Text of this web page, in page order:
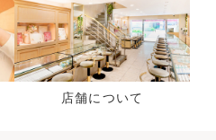
店舗について